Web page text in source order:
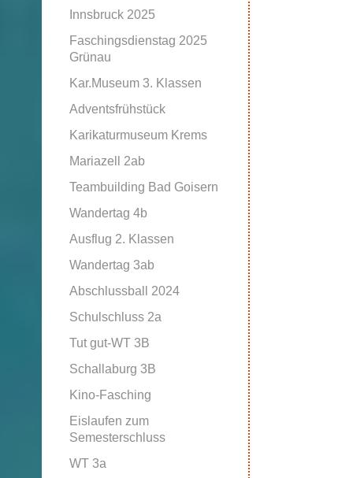
Innsbruck 2025
Faschingsdienstag 2025
Grünau
Kar.Museum 3. Klassen
Adventsfrühstück
Karikaturmuseum Krems
Mariazell 2ab
Teambuilding Bad Goisern
Wandertag 4b
Ausflug 2. Klassen
Wandertag 3ab
Abschlussball 2024
Schulschluss 2a
Tut gut-WT 3B
Schallaburg 3B
Kino-Fasching
Eislaufen zum
Semesterschluss
WT 3a